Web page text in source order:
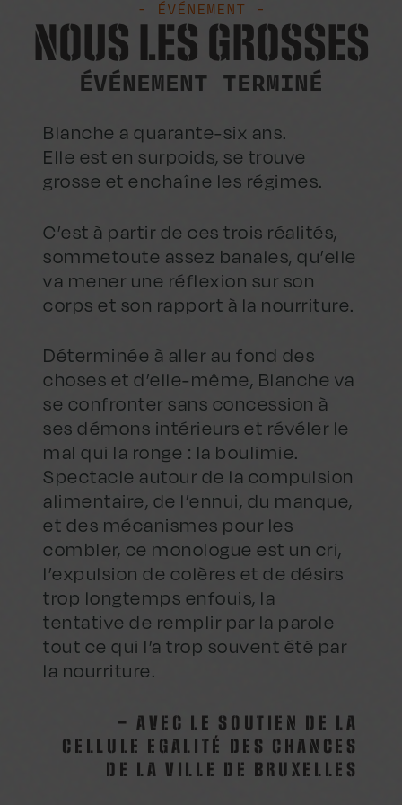
- ÉVÉNEMENT -
NOUS LES GROSSES
ÉVÉNEMENT TERMINÉ
Blanche a quarante-six ans.
Elle est en surpoids, se trouve
grosse et enchaîne les régimes.
C’est à partir de ces trois réalités,
sommetoute assez banales, qu’elle
va mener une réflexion sur son
corps et son rapport à la nourriture.
Déterminée à aller au fond des
choses et d’elle-même, Blanche va
se confronter sans concession à
ses démons intérieurs et révéler le
mal qui la ronge : la boulimie.
Spectacle autour de la compulsion
alimentaire, de l’ennui, du manque,
et des mécanismes pour les
combler, ce monologue est un cri,
l’expulsion de colères et de désirs
trop longtemps enfouis, la
tentative de remplir par la parole
tout ce qui l’a trop souvent été par
la nourriture.
– AVEC LE SOUTIEN DE LA
CELLULE EGALITÉ DES CHANCES
DE LA VILLE DE BRUXELLES